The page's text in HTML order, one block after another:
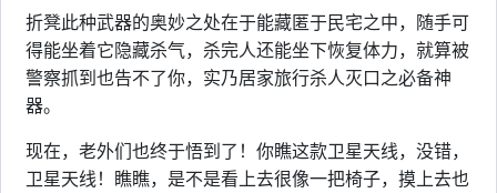
折凳此种武器的奥妙之处在于能藏匿于民宅之中，随手可
得能坐着它隐藏杀气，杀完人还能坐下恢复体力，就算被
警察抓到也告不了你，实乃居家旅行杀人灭口之必备神
器。
现在，老外们也终于悟到了！你瞧这款卫星天线，没错，
卫星天线！瞧瞧，是不是看上去很像一把椅子，摸上去也